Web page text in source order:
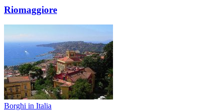
Riomaggiore
Borghi in Italia